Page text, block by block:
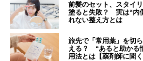
前髪のセット、スタイ
塗ると失敗？ 実は“内
れない整え方とは
旅先で「常用薬」を切
える？ “あると助かる
用法とは【薬剤師に聞く